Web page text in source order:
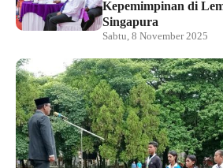
Kepemimpinan di
Singapura
Sabtu, 8 November 2025